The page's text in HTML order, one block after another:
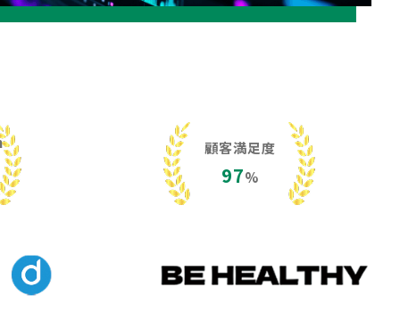
顧客満足度
97%